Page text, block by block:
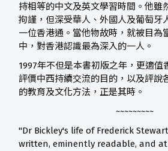
持相等的中文及英文學習時間。他雖
拘謹，但深受華人、外國人及葡萄牙
一位香港通。當他物故時，就被目為
中，對香港認識最為深入的一人。
1997年不但是本書初版之年，更適值
評價中西持續交流的目的，以及評說
的教育及文化方法，正是其時。
~~~~~~~~~
"Dr Bickley's life of Frederick
written, eminently readable, and at